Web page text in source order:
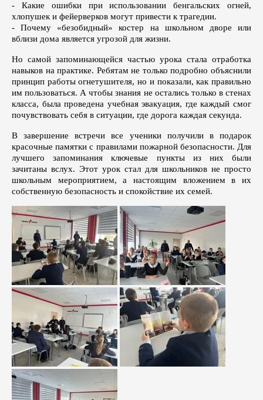
- Какие ошибки при использовании бенгальских огней,
хлопушек и фейерверков могут привести к трагедии.
- Почему «безобидный» костер на школьном дворе или
вблизи дома является угрозой для жизни.
Но самой запоминающейся частью урока стала отработка
навыков на практике. Ребятам не только подробно объяснили
принцип работы огнетушителя, но и показали, как правильно
им пользоваться. А чтобы знания не остались только в стенах
класса, была проведена учебная эвакуация, где каждый смог
почувствовать себя в ситуации, где дорога каждая секунда.
В завершение встречи все ученики получили в подарок
красочные памятки с правилами пожарной безопасности. Для
лучшего запоминания ключевые пункты из них были
зачитаны вслух. Этот урок стал для школьников не просто
школьным мероприятием, а настоящим вложением в их
собственную безопасность и спокойствие их семей.